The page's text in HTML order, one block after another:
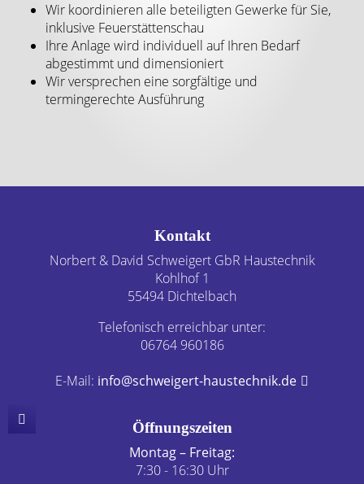
Wir koordinieren alle beteiligten Gewerke für Sie,
inklusive Feuerstättenschau
Ihre Anlage wird individuell auf Ihren Bedarf
abgestimmt und dimensioniert
Wir versprechen eine sorgfältige und
termingerechte Ausführung
Footer - Kontaktdaten und Öffnungszeiten
Kontakt
Norbert & David Schweigert GbR Haustechnik
Kohlhof 1
55494 Dichtelbach
Telefonisch erreichbar unter:
06764 960186
E-Mail: info@schweigert-haustechnik.de
Öffnungszeiten
Montag – Freitag:
7:30 - 16:30 Uhr